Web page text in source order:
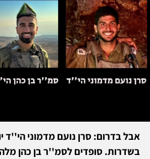
אבל בדרום: סרן נועם מדמוני הי''ד
בשדרות. סופדים לסמ''ר בן כהן